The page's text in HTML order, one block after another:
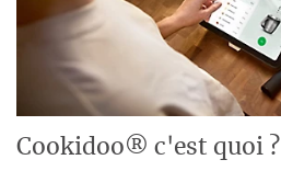
Cookidoo® c'est quoi ?